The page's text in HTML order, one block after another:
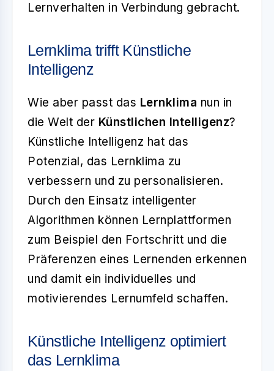
Lernverhalten in Verbindung gebracht.
Lernklima trifft Künstliche
Intelligenz
Wie aber passt das Lernklima nun in
die Welt der Künstlichen Intelligenz?
Künstliche Intelligenz hat das
Potenzial, das Lernklima zu
verbessern und zu personalisieren.
Durch den Einsatz intelligenter
Algorithmen können Lernplattformen
zum Beispiel den Fortschritt und die
Präferenzen eines Lernenden erkennen
und damit ein individuelles und
motivierendes Lernumfeld schaffen.
Künstliche Intelligenz optimiert
das Lernklima